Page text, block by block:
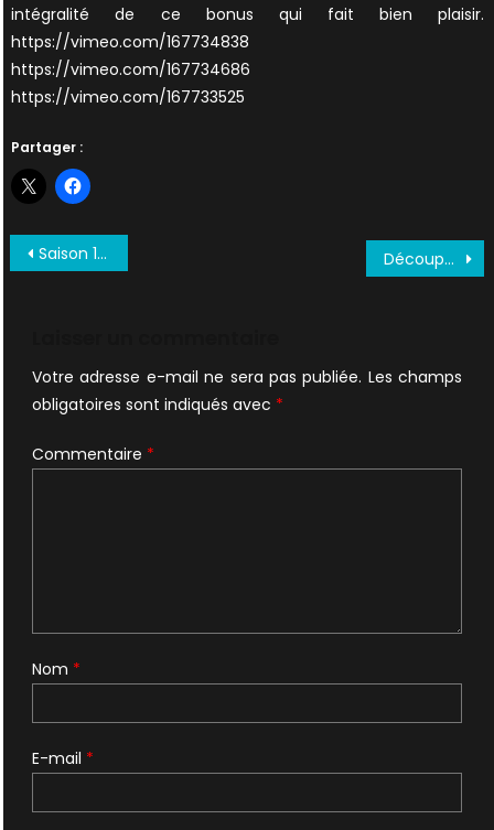
intégralité de ce bonus qui fait bien plaisir.
https://vimeo.com/167734838
https://vimeo.com/167734686
https://vimeo.com/167733525
Partager :
Navigation
Saison 11 en vidéo repoussée ! Découpage Martien : Arc 3
Votre adresse e-mail ne sera pas publiée. Les champs
obligatoires sont indiqués avec *
Commentaire *
Nom *
E-mail *